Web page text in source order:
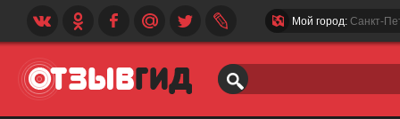
Мой город: Санкт-